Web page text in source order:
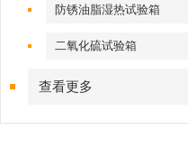
防锈油脂湿热试验箱
二氧化硫试验箱
查看更多